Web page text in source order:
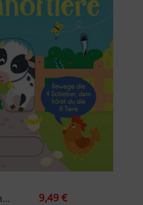
Schieben Und Lauschen: Bauernhoftiere 9,49 €